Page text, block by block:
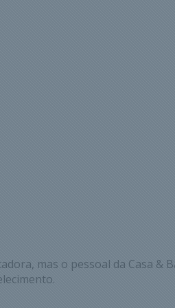
mas o pessoal da Casa &